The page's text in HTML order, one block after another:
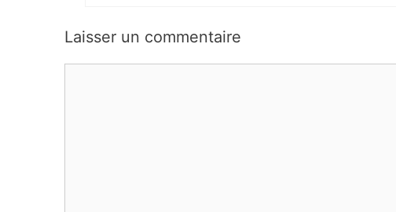
Laisser un commentaire